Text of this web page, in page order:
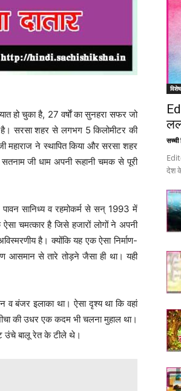
हो चुका है, 27 वर्षाें का सुनहरा सफर जो
है। सरसा शहर से लगभग 5 किलोमीटर की
महाराज ने स्थापित किया और सरसा शहर
जी धाम अपनी रूहानी चमक से पूरी
पावन सानिध्य व रहमोकर्म से सन् 1993 में
चमत्कार है जिसे हजारों लोगों ने अपनी
है। क्योंकि यह एक ऐसा निर्माण-
आसमान से तारे तोड़ने जैसा ही था। यही
बंजर इलाका था। ऐसा दृश्य था कि वहां
की उधर एक कदम भी चलना मुहाल था।
उंचे बालू रेत के टीले थे।
विशेष
सच्ची
देश